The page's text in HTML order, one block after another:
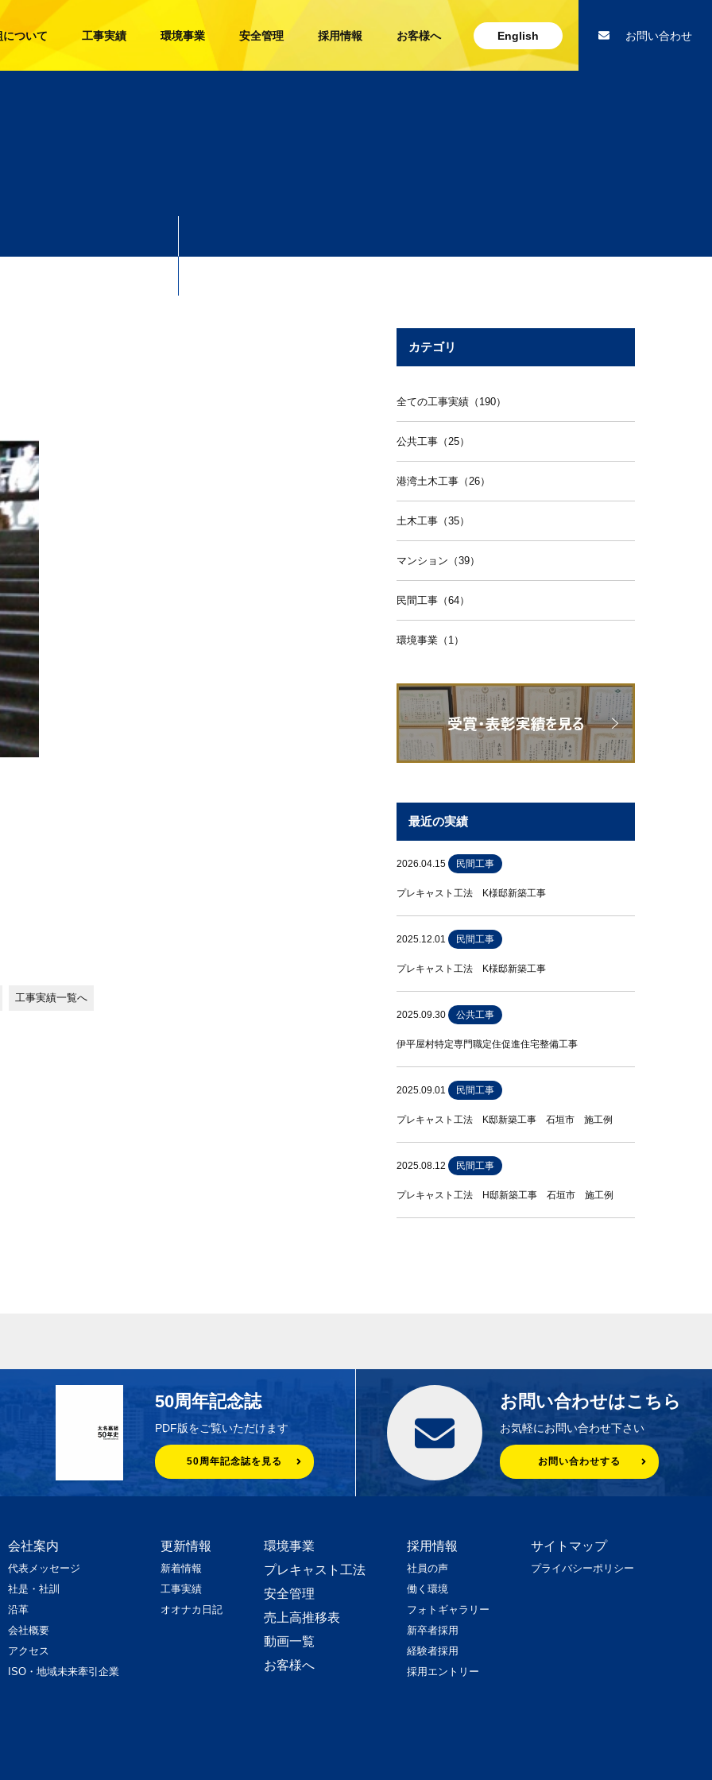
ついて 工事実績 環境事業 安全管理 採用情報 お客様へ English お問い合わせ
工事実績一覧へ
カテゴリ
全ての工事実績（190）
公共工事（25）
港湾土木工事（26）
土木工事（35）
マンション（39）
民間工事（64）
環境事業（1）
最近の実績
2026.04.15 民間工事
プレキャスト工法 K様邸新築工事
2025.12.01 民間工事
プレキャスト工法 K様邸新築工事
2025.09.30 公共工事
伊平屋村特定専門職定住促進住宅整備工事
2025.09.01 民間工事
プレキャスト工法 K邸新築工事 石垣市 施工例
2025.08.12 民間工事
プレキャスト工法 H邸新築工事 石垣市 施工例
50周年記念誌
PDF版をご覧いただけます
50周年記念誌を見る
お問い合わせはこちら
お気軽にお問い合わせ下さい
お問い合わせする
会社案内
代表メッセージ
社是・社訓
沿革
会社概要
アクセス
ISO・地域未来牽引企業
更新情報
新着情報
工事実績
オオナカ日記
環境事業
プレキャスト工法
安全管理
売上高推移表
動画一覧
お客様へ
採用情報
社員の声
働く環境
フォトギャラリー
新卒者採用
経験者採用
採用エントリー
サイトマップ
プライバシーポリシー